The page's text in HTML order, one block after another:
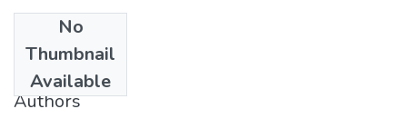
No
Thumbnail
Available
1995
Authors